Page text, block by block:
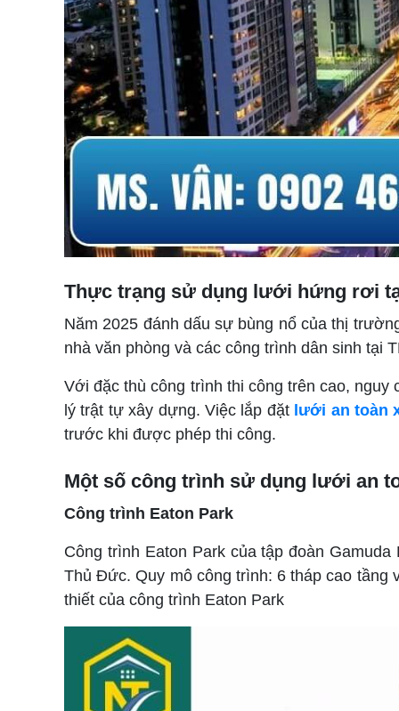
Thực trạng sử dụng lưới hứng rơi
Năm 2025 đánh dấu sự bùng nổ của thị
nhà văn phòng và các công trình dân sinh tại
Với đặc thù công trình thi công trên cao,
lý trật tự xây dựng. Việc lắp đặt lưới an toàn
trước khi được phép thi công.
Một số công trình sử dụng lưới an
Công trình Eaton Park
Công trình Eaton Park của tập đoàn
Thủ Đức. Quy mô công trình: 6 tháp cao
thiết của công trình Eaton Park